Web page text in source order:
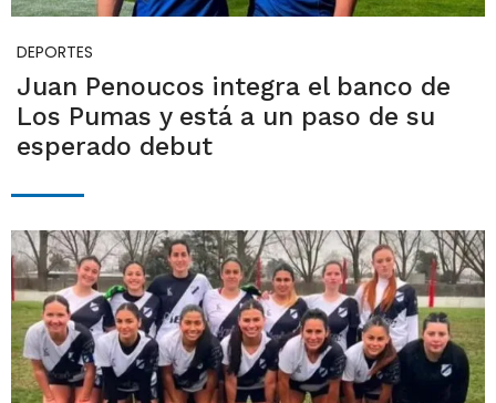
DEPORTES
Juan Penoucos integra el banco de
Los Pumas y está a un paso de su
esperado debut